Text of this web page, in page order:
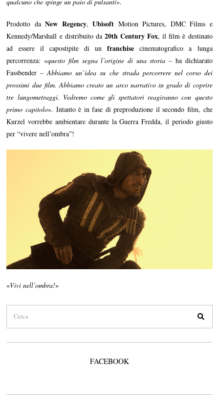
Prodotto daNew Regency,Ubisoft Motion Pictures, DMC Films e
Kennedy/Marshall e distribuito da 20th Century Fox, il film è destinato
ad essere il capostipite di unfranchise cinematografico a lunga
percorrenza: «questo film segna l’origine di una storia – ha dichiarato
Fassbender –Abbiamo un’idea su che strada percorrere nel corso dei
prossimi due film. Abbiamo creato un arco narrativo in grado di coprire
tre lungometraggi. Vedremo come gli spettatori reagiranno con questo
primo capitolo». Intanto è in fase di preproduzione il secondo film, che
Kurzel vorrebbe ambientare durante la Guerra Fredda, il periodo giusto
per “vivere nell’ombra”!
«Vivi nell’ombra!»
FACEBOOK